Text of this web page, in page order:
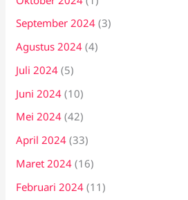
September 2024 (3)
Agustus 2024 (4)
Juli 2024 (5)
Juni 2024 (10)
Mei 2024 (42)
April 2024 (33)
Maret 2024 (16)
Februari 2024 (11)